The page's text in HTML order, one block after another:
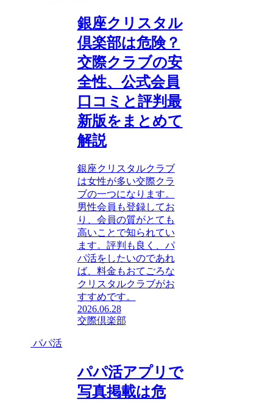
銀座クリスタル
倶楽部は危険？
交際クラブの安
全性、公式会員
口コミと評判最
新版をまとめて
解説
銀座クリスタルクラブ
は女性が多い交際クラ
ブの一つになります。
男性会員も登録してお
り、会員の質がとても
高いことで知られてい
ます。評判も良く、パ
パ活をしたいのであれ
ば、料金もおてごろな
クリスタルクラブがお
すすめです。
2026.06.28
交際倶楽部
パパ活
パパ活アプリで
写真掲載は危